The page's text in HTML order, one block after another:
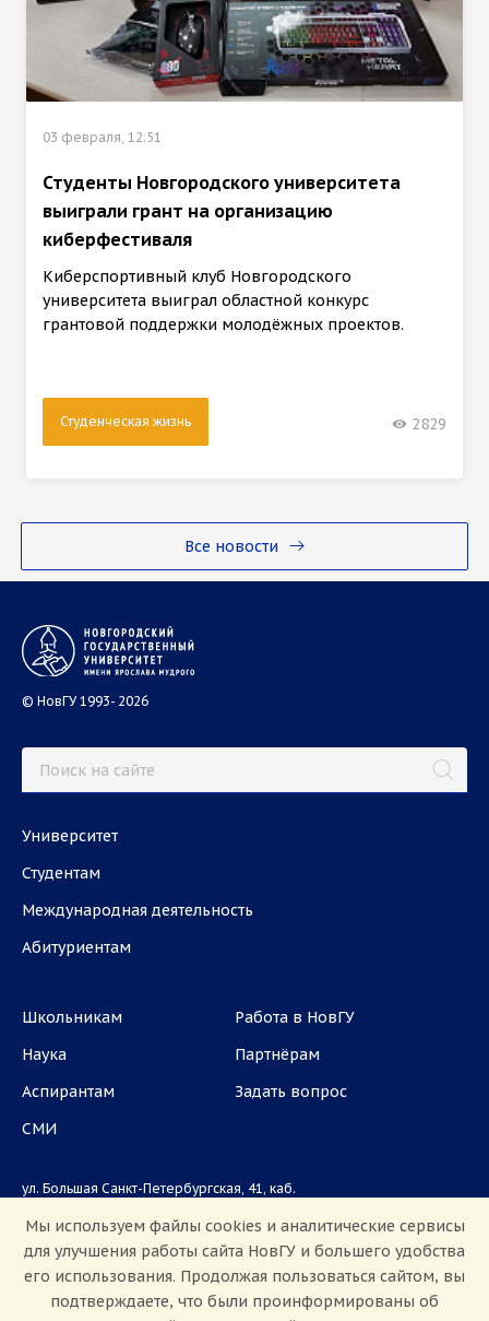
Все новости
03 февраля, 12:51
Студенты Новгородского университета
выиграли грант на организацию
киберфестиваля
Киберспортивный клуб Новгородского
университета выиграл областной конкурс
грантовой поддержки молодёжных проектов.
Студенческая жизнь 2829
© НовГУ 1993- 2026
Университет
Студентам
Международная деятельность
Абитуриентам
Школьникам
Наука
Аспирантам
СМИ
Работа в НовГУ
Партнёрам
Задать вопрос
ул. Большая Санкт-Петербургская, 41, каб.
Приемная комиссия: +7(8162)33-20-44
Мы используем файлы cookies и аналитические сервисы
для улучшения работы сайта НовГУ и большего удобства
его использования. Продолжая пользоваться сайтом, вы
подтверждаете, что были проинформированы об